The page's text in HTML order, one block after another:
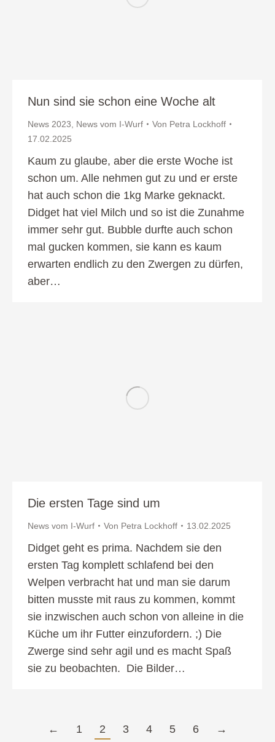
Nun sind sie schon eine Woche alt
News 2023 News vom I-Wurf Von Petra Lockhoff
17.02.2025
Kaum zu glaube, aber die erste Woche ist
schon um. Alle nehmen gut zu und er erste
hat auch schon die 1kg Marke geknackt.
Didget hat viel Milch und so ist die Zunahme
immer sehr gut. Bubble durfte auch schon
mal gucken kommen, sie kann es kaum
erwarten endlich zu den Zwergen zu dürfen,
aber…
Die ersten Tage sind um
News vom I-Wurf Von Petra Lockhoff 13.02.2025
Didget geht es prima. Nachdem sie den
ersten Tag komplett schlafend bei den
Welpen verbracht hat und man sie darum
bitten musste mit raus zu kommen, kommt
sie inzwischen auch schon von alleine in die
Küche um ihr Futter einzufordern. ;) Die
Zwerge sind sehr agil und es macht Spaß
sie zu beobachten. Die Bilder…
← 1 2 3 4 5 6 →